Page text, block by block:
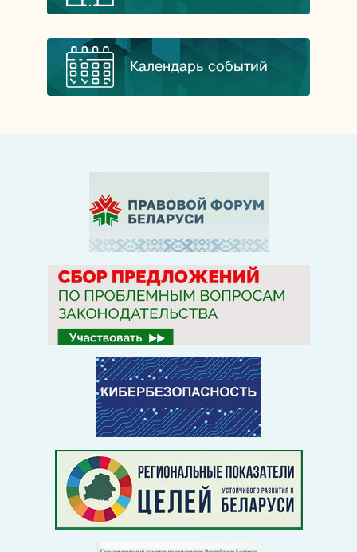
Календарь событий